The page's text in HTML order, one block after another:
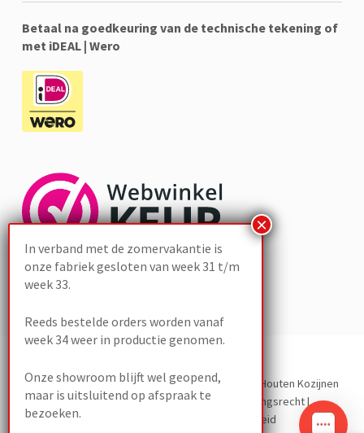
Betaal na goedkeuring van de technische tekening of
met iDEAL | Wero
Development door The Sequel– Copyright 2023 Houten Kozijnen
Outlet -Algemene Voorwaarden| Herroepingsrecht|
Cookiebeleid
In verband met de zomervakantie is
onze fabriek gesloten van week 31 t/m
week 33.
Reeds bestelde orders worden vanaf
week 34 weer in productie genomen.
Onze showroom blijft wel geopend,
maar is uitsluitend op afspraak te
bezoeken.